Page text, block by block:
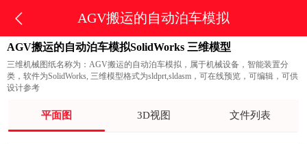
AGV搬运的自动泊车模拟
AGV搬运的自动泊车模拟SolidWorks 三维模型
三维机械图纸名称为：AGV搬运的自动泊车模拟，属于机械设备，智能装置分
类，软件为SolidWorks, 三维模型格式为sldprt,sldasm，可在线预览，可编辑，可供
设计参考
平面图 3D视图 文件列表